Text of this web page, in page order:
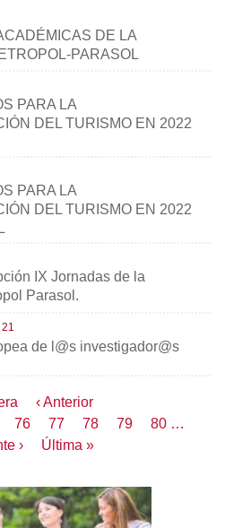
DE LA
PARASOL
PARA LA
DEL TURISMO EN 2022
PARA LA
DEL TURISMO EN 2022
IX Jornadas de la
Parasol.
de l@s investigador@s
Página
anterior
‹ Anterior
Página
actual
76 Page
77 Page
78 Page
79 Page
80 …
›
Última
Última »